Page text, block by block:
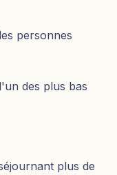
personnes
des plus bas
plus de